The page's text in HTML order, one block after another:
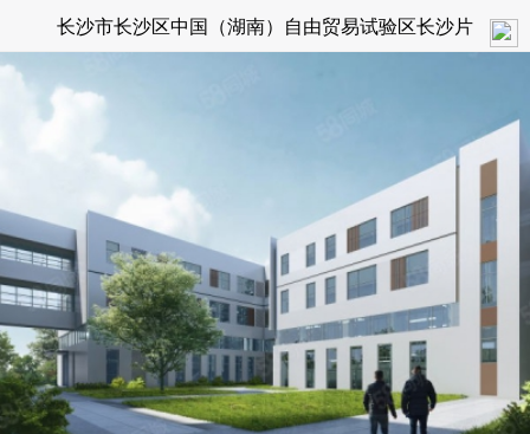
长沙市长沙区中国（湖南）自由贸易试验区长沙片